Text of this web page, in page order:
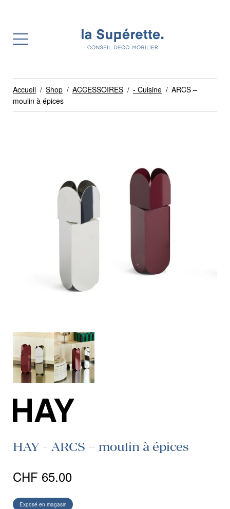
Accueil / Shop / ACCESSOIRES / - Cuisine / ARCS –
moulin à épices
HAY - ARCS – moulin à épices
CHF 65.00
Exposé en magasin